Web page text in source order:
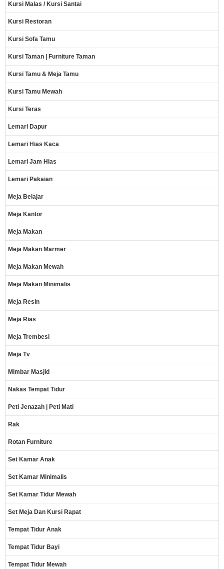
Kursi Malas / Kursi Santai
Kursi Restoran
Kursi Sofa Tamu
Kursi Taman | Furniture Taman
Kursi Tamu & Meja Tamu
Kursi Tamu Mewah
Kursi Teras
Lemari Dapur
Lemari Hias Kaca
Lemari Jam Hias
Lemari Pakaian
Meja Belajar
Meja Kantor
Meja Makan
Meja Makan Marmer
Meja Makan Mewah
Meja Makan Minimalis
Meja Resin
Meja Rias
Meja Trembesi
Meja Tv
Mimbar Masjid
Nakas Tempat Tidur
Peti Jenazah | Peti Mati
Rak
Rotan Furniture
Set Kamar Anak
Set Kamar Minimalis
Set Kamar Tidur Mewah
Set Meja Dan Kursi Rapat
Tempat Tidur Anak
Tempat Tidur Bayi
Tempat Tidur Mewah